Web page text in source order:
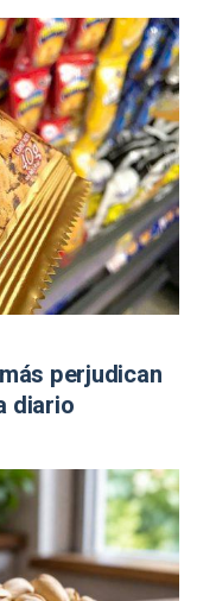
perjudican
diario